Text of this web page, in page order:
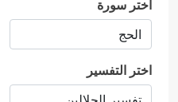
اختر سورة
اختر التفسير